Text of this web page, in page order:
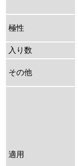
極性
入り数
その他
適用